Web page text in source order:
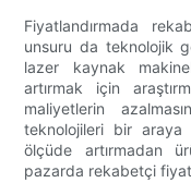
Fiyatlandırmada
unsuru da teknolojik
lazer kaynak
artırmak için
maliyetlerin
teknolojileri bir araya
ölçüde artırmadan
pazarda rekabetçi